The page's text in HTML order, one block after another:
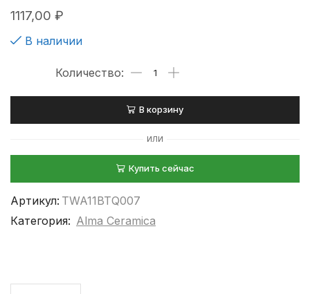
1117,00 ₽
В наличии
В корзину
ИЛИ
Купить сейчас
Артикул: TWA11BTQ007
Категория: Alma Ceramica